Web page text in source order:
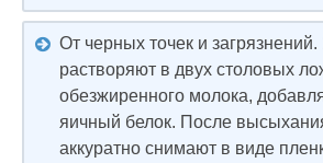
От черных точек и загрязнений.
растворяют в двух столовых
обезжиренного молока,
яичный белок. После
аккуратно снимают в виде